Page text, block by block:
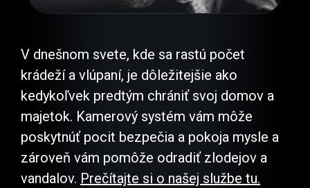
V dnešnom svete, kde sa rastú počet
krádeží a vlúpaní, je dôležitejšie ako
kedykoľvek predtým chrániť svoj domov a
majetok. Kamerový systém vám môže
poskytnúť pocit bezpečia a pokoja mysle a
zároveň vám pomôže odradiť zlodejov a
vandalov. Prečítajte si o našej službe tu.